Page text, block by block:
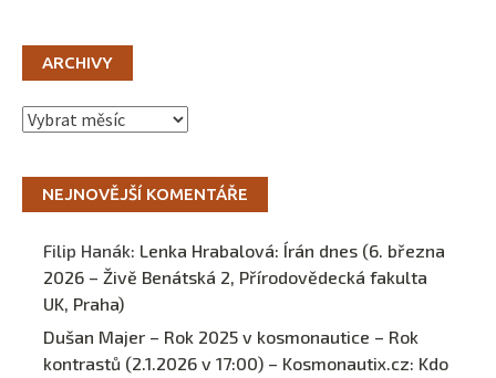
ARCHIVY
Archivy
NEJNOVĚJŠÍ KOMENTÁŘE
Filip Hanák: Lenka Hrabalová: Írán dnes (6. března
2026 – Živě Benátská 2, Přírodovědecká fakulta
UK, Praha)
Dušan Majer – Rok 2025 v kosmonautice – Rok
kontrastů (2.1.2026 v 17:00) – Kosmonautix.cz: Kdo